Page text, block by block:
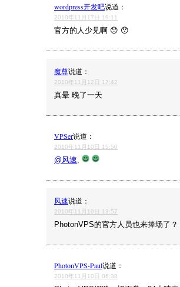
wordpress开发吧说道：
2010年11月17日 19:11
官方的人少见啊 😯 😯
魔尊说道：
2010年11月12日 17:42
真晕 晚了一天
VPSer说道：
2010年11月10日 15:50
@风速
风速说道：
2010年11月10日 13:57
PhotonVPS的官方人员也来捧场了？
PhotonVPS-Paul说道：
2010年11月10日 06:38